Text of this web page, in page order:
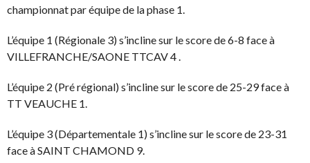
championnat par équipe de la phase 1.
L’équipe 1 (Régionale 3) s’incline sur le score de 6-8 face à
VILLEFRANCHE/SAONE TTCAV 4 .
L’équipe 2 (Pré régional) s’incline sur le score de 25-29 face à
TT VEAUCHE 1.
L’équipe 3 (Départementale 1) s’incline sur le score de 23-31
face à SAINT CHAMOND 9.